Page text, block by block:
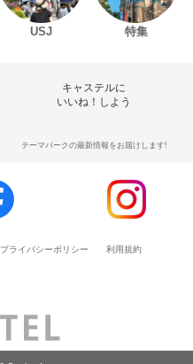
USJ 特集
キャステルに
いいね！しよう
テーマパークの最新情報をお届けします!
プライバシーポリシー 利用規約